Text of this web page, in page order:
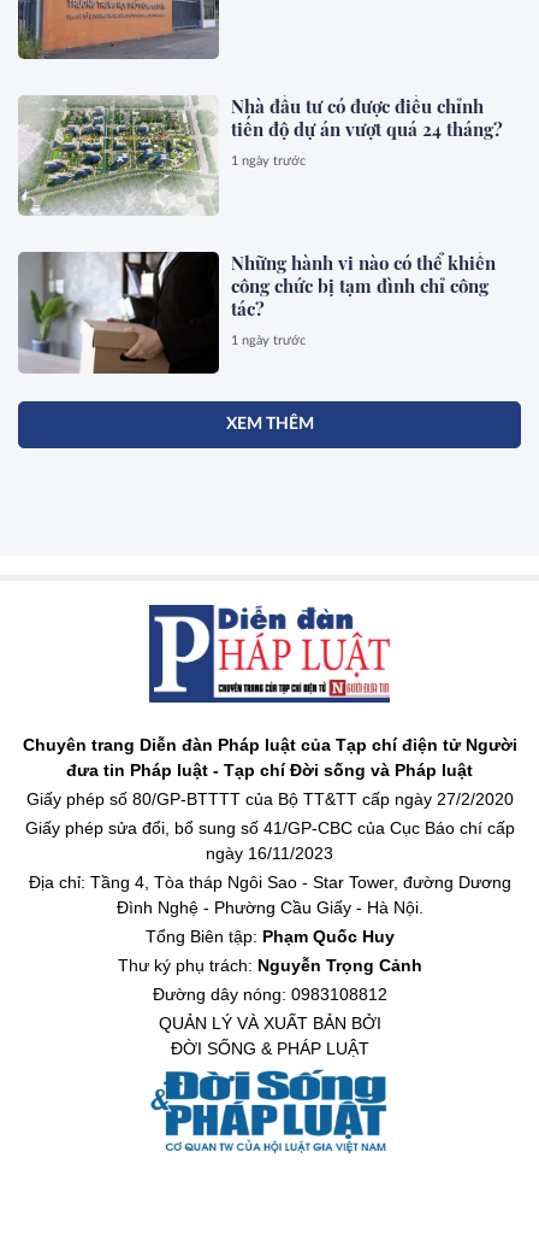
Nhà đầu tư có được điều chỉnh
tiến độ dự án vượt quá 24 tháng?
1 ngày trước
Những hành vi nào có thể khiến
công chức bị tạm đình chỉ công
tác?
1 ngày trước
XEM THÊM
Chuyên trang Diễn đàn Pháp luật của Tạp chí điện tử Người
đưa tin Pháp luật - Tạp chí Đời sống và Pháp luật
Giấy phép số 80/GP-BTTTT của Bộ TT&TT cấp ngày 27/2/2020
Giấy phép sửa đổi, bổ sung số 41/GP-CBC của Cục Báo chí cấp
ngày 16/11/2023
Địa chỉ: Tầng 4, Tòa tháp Ngôi Sao - Star Tower, đường Dương
Đình Nghệ - Phường Cầu Giấy - Hà Nội.
Tổng Biên tập: Phạm Quốc Huy
Thư ký phụ trách: Nguyễn Trọng Cảnh
Đường dây nóng: 0983108812
QUẢN LÝ VÀ XUẤT BẢN BỞI
ĐỜI SỐNG & PHÁP LUẬT